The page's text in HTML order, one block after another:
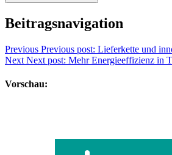
Beitragsnavigation
Previous Previous post: Lieferkette und
Next Next post: Mehr Energieeffizienz in
Vorschau: